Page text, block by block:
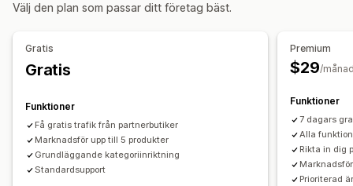
AI-optimering
Pixelhantering
A/B-testning
Annonskostnad
Mätvärden för engagemang
Konverteringsspårning
Instrumentpaneler
Antal visningar
UTM-attribuering
Anpassade listningar Listningsanalys
Välj den plan som passar ditt företag bäst.
Gratis
Gratis
Funktioner
Få gratis trafik från partnerbutiker
Marknadsför upp till 5 produkter
Grundläggande kategoriinriktning
Standardsupport
Premium
$29/
Funktioner
7 dagars
Alla
Rikta in dig
Prioriterad